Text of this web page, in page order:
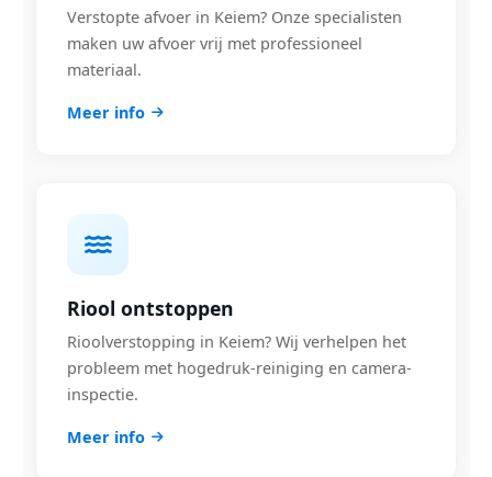
Verstopte afvoer in Keiem? Onze specialisten
maken uw afvoer vrij met professioneel
materiaal.
Meer info
Riool ontstoppen
Rioolverstopping in Keiem? Wij verhelpen het
probleem met hogedruk-reiniging en camera-
inspectie.
Meer info